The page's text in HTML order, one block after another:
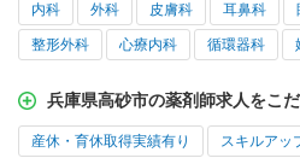
内科 外科 皮膚科 耳鼻科
整形外科 心療内科 循環器科
兵庫県高砂市の薬剤師求人をこ
産休・育休取得実績有り スキルアッ